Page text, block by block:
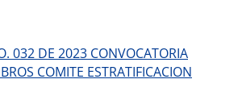
032 DE 2023 CONVOCATORIA
COMITE ESTRATIFICACION